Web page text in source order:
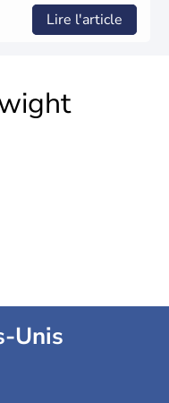
Lire l'article
Unis